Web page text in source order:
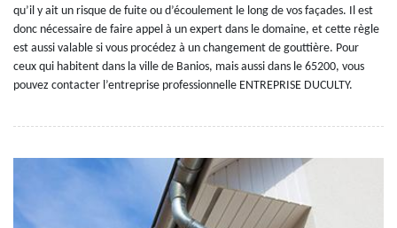
qu’il y ait un risque de fuite ou d’écoulement le long de vos façades. Il est
donc nécessaire de faire appel à un expert dans le domaine, et cette règle
est aussi valable si vous procédez à un changement de gouttière. Pour
ceux qui habitent dans la ville de Banios, mais aussi dans le 65200, vous
pouvez contacter l’entreprise professionnelle ENTREPRISE DUCULTY.